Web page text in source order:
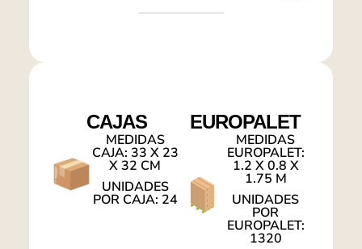
CAJAS
MEDIDAS
CAJA: 33 X 23
X 32 CM
UNIDADES
POR CAJA: 24
EUROPALET
MEDIDAS
EUROPALET:
1.2 X 0.8 X
1.75 M
UNIDADES
POR
EUROPALET:
1320